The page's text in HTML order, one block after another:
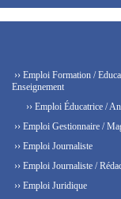
›› Emploi Formation /
Enseignement
›› Emploi Éducatrice /
›› Emploi Gestionnaire /
›› Emploi Journaliste
›› Emploi Journaliste /
›› Emploi Juridique